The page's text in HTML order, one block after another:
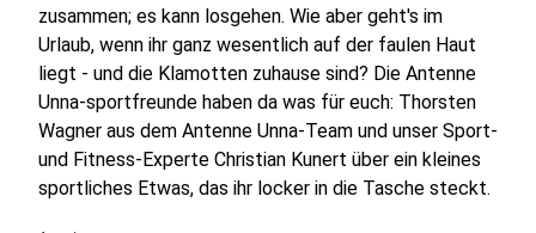
zusammen; es kann losgehen. Wie aber geht's im
Urlaub, wenn ihr ganz wesentlich auf der faulen Haut
liegt - und die Klamotten zuhause sind? Die Antenne
Unna-sportfreunde haben da was für euch: Thorsten
Wagner aus dem Antenne Unna-Team und unser Sport-
und Fitness-Experte Christian Kunert über ein kleines
sportliches Etwas, das ihr locker in die Tasche steckt.